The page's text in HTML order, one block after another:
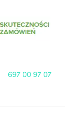
697 00 97 07